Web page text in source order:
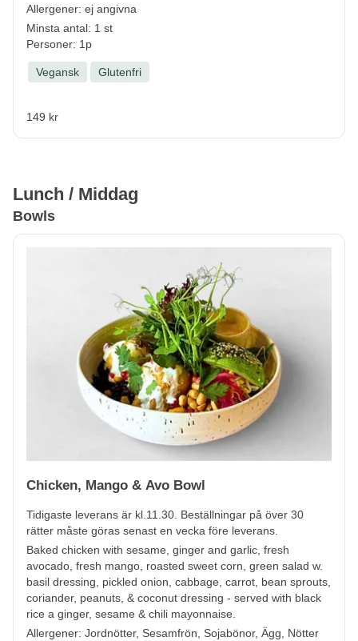
Allergener: ej angivna
Minsta antal: 1 st
Personer: 1p
Vegansk Glutenfri
149 kr
Lunch / Middag
Bowls
Chicken, Mango & Avo Bowl
Tidigaste leverans är kl.11.30. Beställningar på över 30
rätter måste göras senast en vecka före leverans.
Baked chicken with sesame, ginger and garlic, fresh
avocado, fresh mango, roasted sweet corn, green salad w.
basil dressing, pickled onion, cabbage, carrot, bean sprouts,
coriander, peanuts, & coconut dressing - served with black
rice a ginger, sesame & chili mayonnaise.
Allergener: Jordnötter, Sesamfrön, Sojabönor, Ägg, Nötter